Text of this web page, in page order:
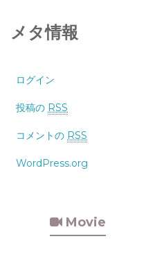
メタ情報
ログイン
投稿の RSS
コメントの RSS
WordPress.org
Movie